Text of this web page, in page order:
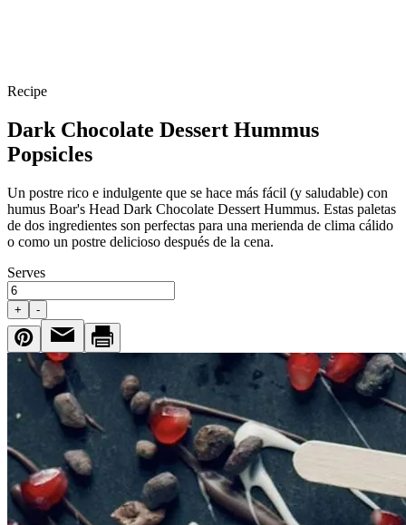
Recipe
Dark Chocolate Dessert Hummus
Popsicles
Un postre rico e indulgente que se hace más fácil (y saludable) con
humus Boar's Head Dark Chocolate Dessert Hummus. Estas paletas
de dos ingredientes son perfectas para una merienda de clima cálido
o como un postre delicioso después de la cena.
Serves
+ -